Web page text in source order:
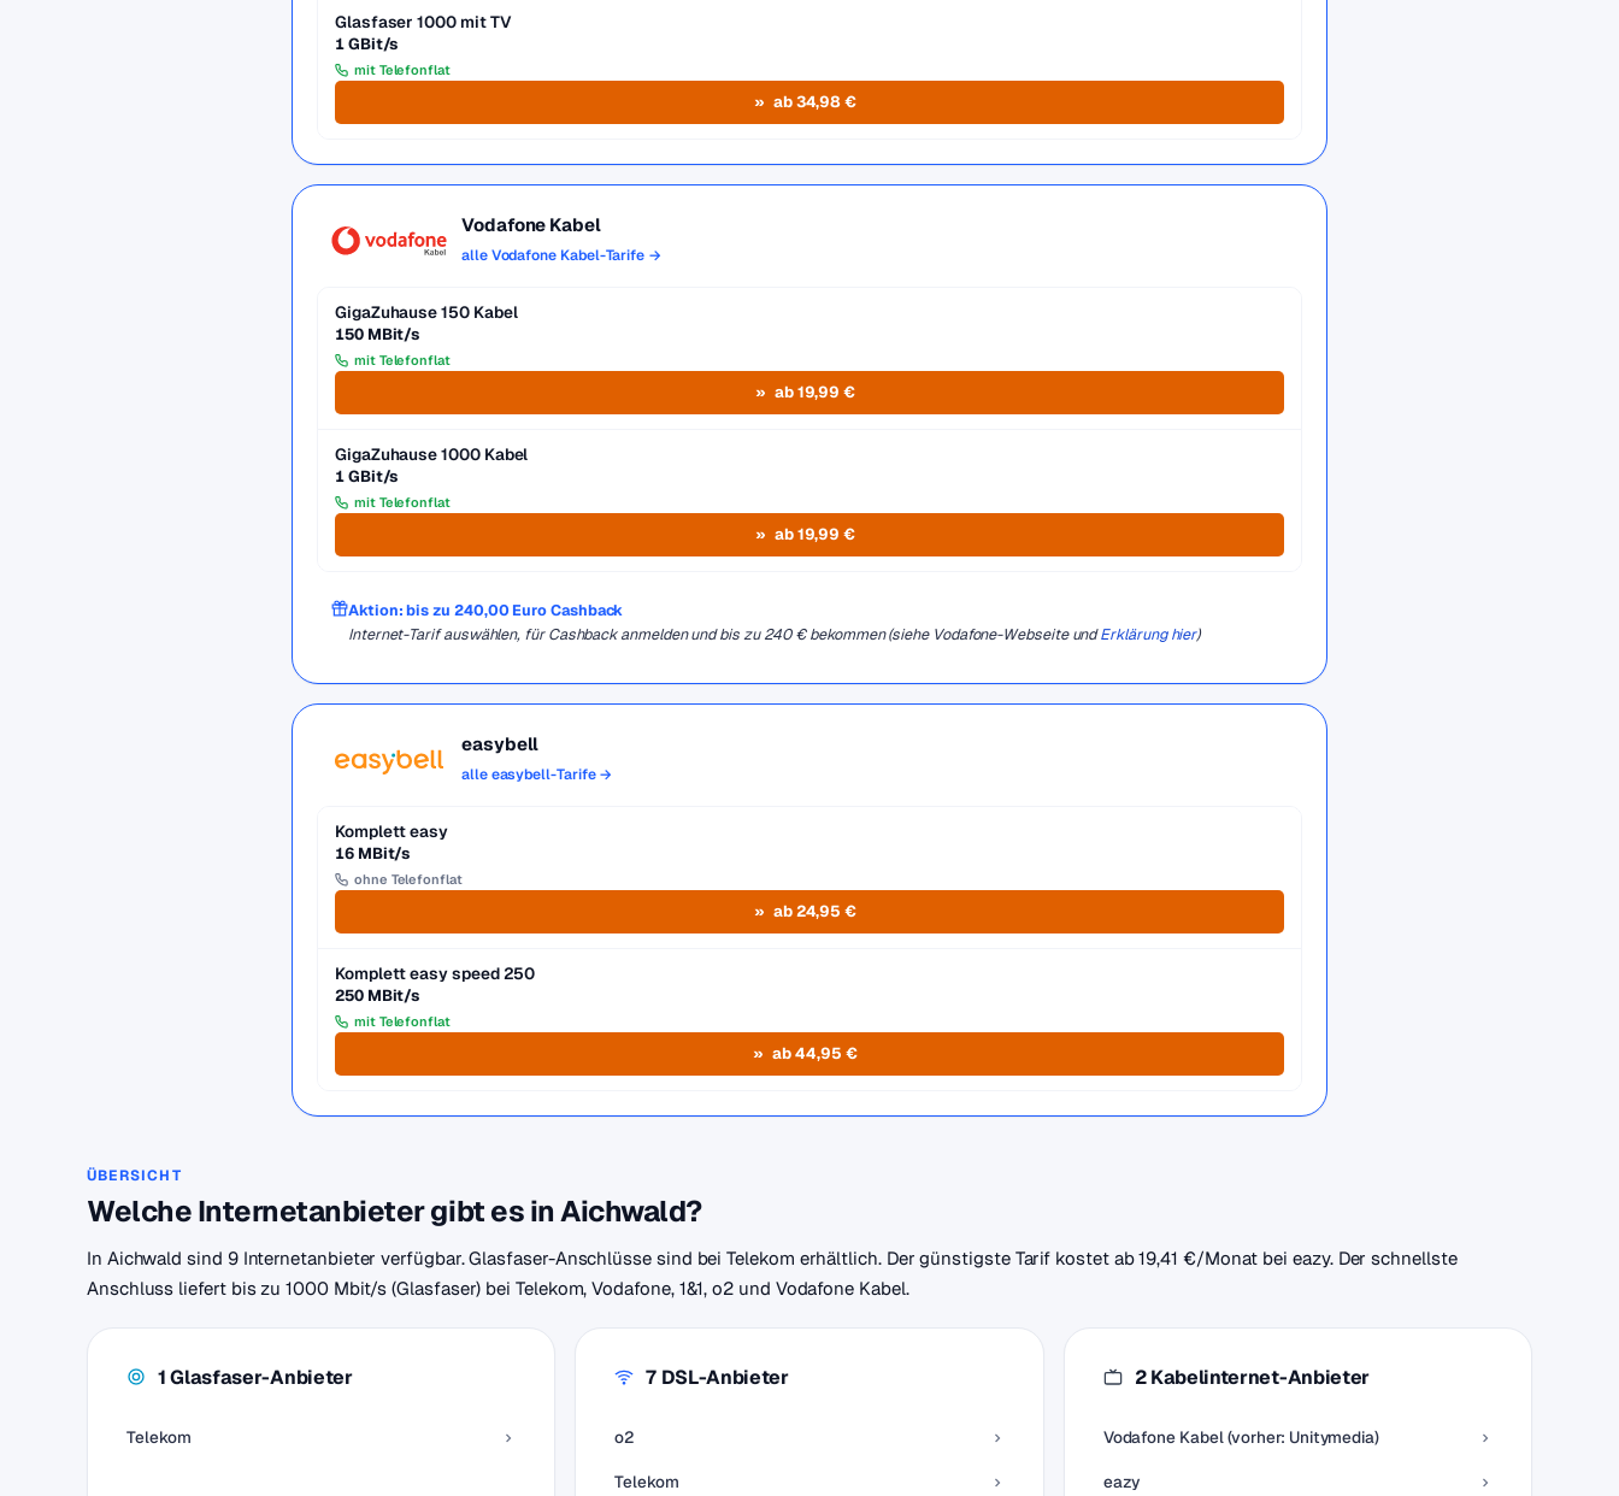
Glasfaser 1000 mit TV
1 GBit/s
mit Telefonflat
ab 34,98 €
Vodafone Kabel
alle Vodafone Kabel-Tarife →
GigaZuhause 150 Kabel
150 MBit/s
mit Telefonflat
ab 19,99 €
GigaZuhause 1000 Kabel
1 GBit/s
mit Telefonflat
ab 19,99 €
Aktion: bis zu 240,00 Euro Cashback
Internet-Tarif auswählen, für Cashback anmelden und bis zu 240 € bekommen (siehe Vodafone-Webseite undErklärung hier)
easybell
alle easybell-Tarife →
Komplett easy
16 MBit/s
ohne Telefonflat
ab 24,95 €
Komplett easy speed 250
250 MBit/s
mit Telefonflat
ab 44,95 €
ÜBERSICHT
Welche Internetanbieter gibt es in Aichwald?
In Aichwald sind 9 Internetanbieter verfügbar. Glasfaser-Anschlüsse sind bei Telekom erhältlich. Der günstigste Tarif kostet ab 19,41 €/Monat bei eazy. Der schnellste
Anschluss liefert bis zu 1000 Mbit/s (Glasfaser) bei Telekom, Vodafone, 1&1, o2 und Vodafone Kabel.
1 Glasfaser-Anbieter
Telekom
7 DSL-Anbieter
o2
Telekom
2 Kabelinternet-Anbieter
Vodafone Kabel (vorher: Unitymedia)
eazy